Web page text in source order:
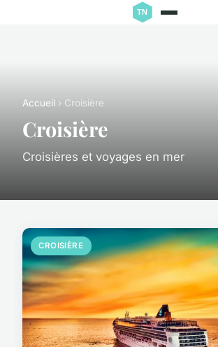
Accueil › Croisière
Croisière
Croisières et voyages en mer
CROISIÈRE